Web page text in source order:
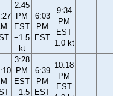
2:45
PM
EST
−1.5
kt
6:03
PM
EST
9:34
PM
EST
1.0 kt
3:28
PM
EST
−1.5
6:39
PM
EST
10:18
PM
EST